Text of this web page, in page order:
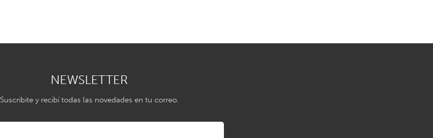
NEWSLETTER
Suscribite y recibí todas las novedades en tu correo.